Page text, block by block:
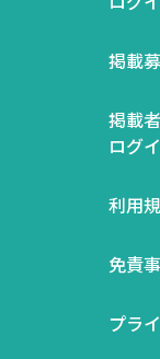
掲載
掲載
ログ
利用
免責
プラ